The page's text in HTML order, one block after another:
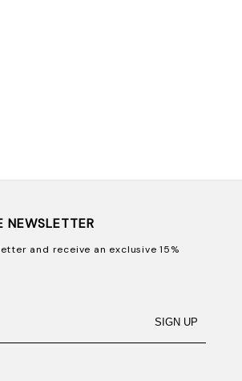
NEWSLETTER
and receive an exclusive 15%
SIGN UP